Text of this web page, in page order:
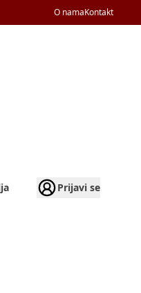
O namaKontakt
Prijavi se